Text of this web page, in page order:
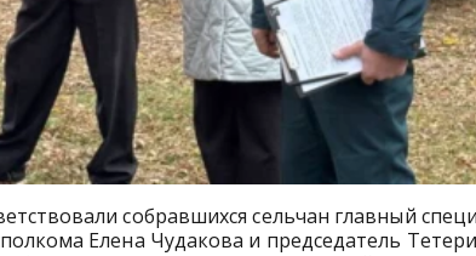
собравшихся сельчан главный
Елена Чудакова и председатель